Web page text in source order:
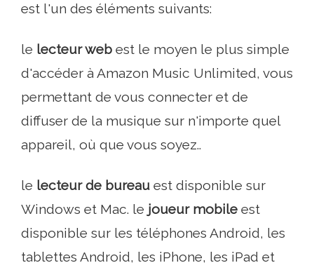
est l'un des éléments suivants:
le lecteur web est le moyen le plus simple
d'accéder à Amazon Music Unlimited, vous
permettant de vous connecter et de
diffuser de la musique sur n'importe quel
appareil, où que vous soyez..
le lecteur de bureau est disponible sur
Windows et Mac. le joueur mobile est
disponible sur les téléphones Android, les
tablettes Android, les iPhone, les iPad et